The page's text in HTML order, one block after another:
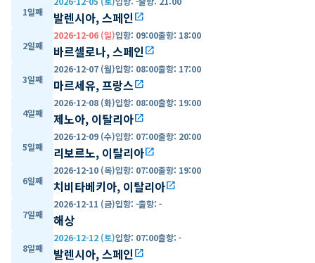
1일째 발렌시아, 스페인open_in_new
2일째
2026-12-06 (일)입항: 09:00출항: 18:00
바르셀로나, 스페인open_in_new
3일째
2026-12-07 (월)입항: 08:00출항: 17:00
마르세유, 프랑스open_in_new
4일째
2026-12-08 (화)입항: 08:00출항: 19:00
제노아, 이탈리아open_in_new
5일째
2026-12-09 (수)입항: 07:00출항: 20:00
리보르노, 이탈리아open_in_new
6일째
2026-12-10 (목)입항: 07:00출항: 19:00
치비타베키아, 이탈리아open_in_new
7일째
2026-12-11 (금)입항: -출항: -
해상
8일째
2026-12-12 (토)입항: 07:00출항: -
발렌시아, 스페인open_in_new